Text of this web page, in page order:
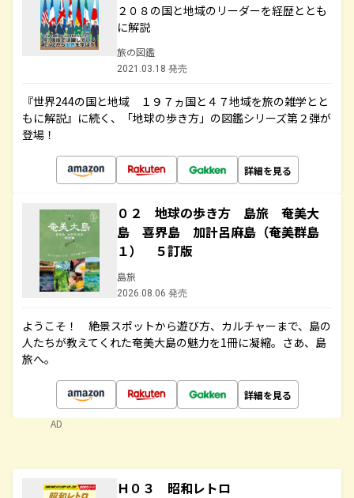
２０８の国と地域のリーダーを経歴ととも
に解説
旅の図鑑
2021.03.18 発売
『世界244の国と地域 １９７ヵ国と４７地域を旅の雑学とと
もに解説』に続く、「地球の歩き方」の図鑑シリーズ第２弾が
登場！
詳細を見る
０２ 地球の歩き方 島旅 奄美大
島 喜界島 加計呂麻島（奄美群島
１） ５訂版
島旅
2026.08.06 発売
ようこそ！ 絶景スポットから遊び方、カルチャーまで、島の
人たちが教えてくれた奄美大島の魅力を1冊に凝縮。さあ、島
旅へ。
詳細を見る
AD
Ｈ０３ 昭和レトロ